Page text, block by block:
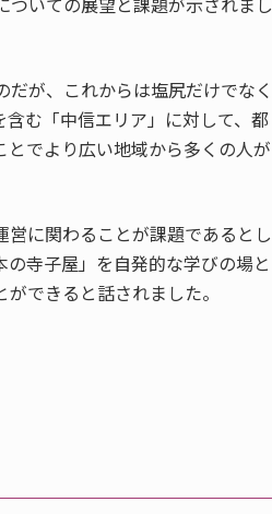
いての展望と課題が示されまし
だが、これからは塩尻だけでなく
む「中信エリア」に対して、都
でより広い地域から多くの人が
営に関わることが課題であるとし
寺子屋」を自発的な学びの場と
できると話されました。